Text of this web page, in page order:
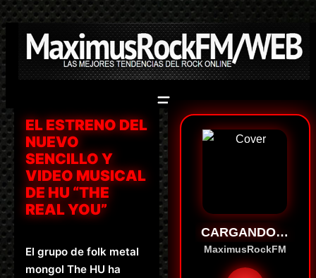
Saltar
al
contenido
EL ESTRENO DEL
NUEVO
SENCILLO Y
VIDEO MUSICAL
DE HU “THE
REAL YOU”
El grupo de folk metal
mongol The HU ha
CARGANDO…
MaximusRockFM